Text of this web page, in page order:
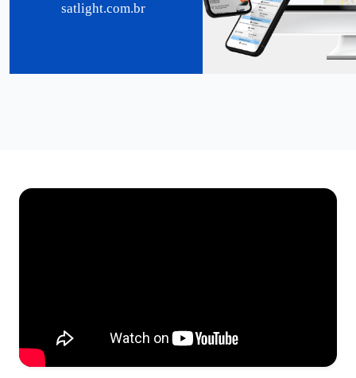
satlight.com.br